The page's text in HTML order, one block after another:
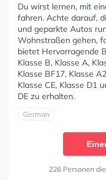
Du wirst lernen, mit
fahren. Achte darauf,
und geparkte Autos
Wohnstraßen gehen,
bietet Hervorragende
Klasse B, Klasse A,
Klasse BF17, Klasse
Klasse CE, Klasse D1
DE zu erhalten.
German
226 Personen